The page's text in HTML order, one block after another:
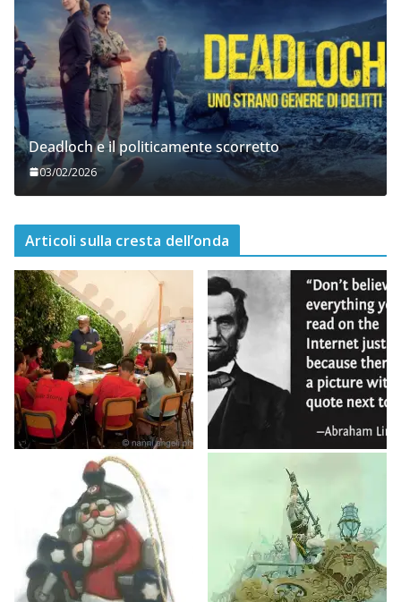
Deadloch e il politicamente scorretto
03/02/2026
Articoli sulla cresta dell’onda